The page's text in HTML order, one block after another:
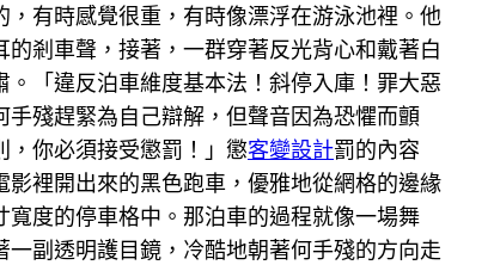
有時感覺很重，有時像漂浮在游泳池裡。他
剎車聲，接著，一群穿著反光背心和戴著白
「違反泊車維度基本法！斜停入庫！罪大惡
殘趕緊為自己辯解，但聲音因為恐懼而顫
你必須接受懲罰！」懲客變設計罰的內容
裡開出來的黑色跑車，優雅地從網格的邊緣
度的停車格中。那泊車的過程就像一場舞
副透明護目鏡，冷酷地朝著何手殘的方向走